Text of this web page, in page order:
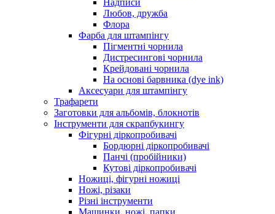
Любов, дружба
Флора
Фарба для штампінгу
Пігментні чорнила
Дистресингові чорнила
Крейдовані чорнила
На основі барвника (dye ink)
Аксесуари для штампінгу
Трафарети
Заготовки для альбомів, блокнотів
Інструменти для скрапбукингу
Фігурні діркопробивачі
Бордюрні діркопробивачі
Панчі (пробійники)
Кутові діркопробивачі
Ножиці, фігурні ножиці
Ножі, різаки
Різні інструменти
Машинки, ножі, папки